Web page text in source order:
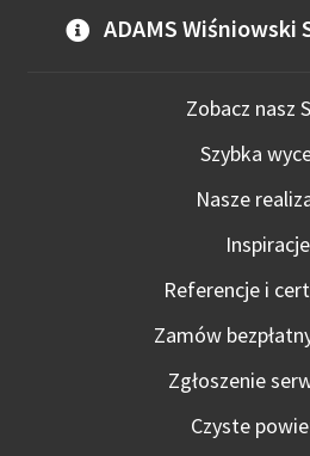
ADAMS Wiśniowski
Zobacz nasz
Szybka
Nasze
Inspiracje
Referencje i
Zamów
Zgłoszenie
Czyste